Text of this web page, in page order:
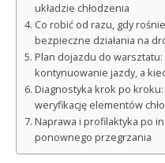
układzie chłodzenia
Co robić od razu, gdy
bezpieczne działania na
Plan dojazdu do
kontynuowanie jazdy, a
Diagnostyka krok po
weryfikację elementów
Naprawa i profilaktyka po
ponownego przegrzania